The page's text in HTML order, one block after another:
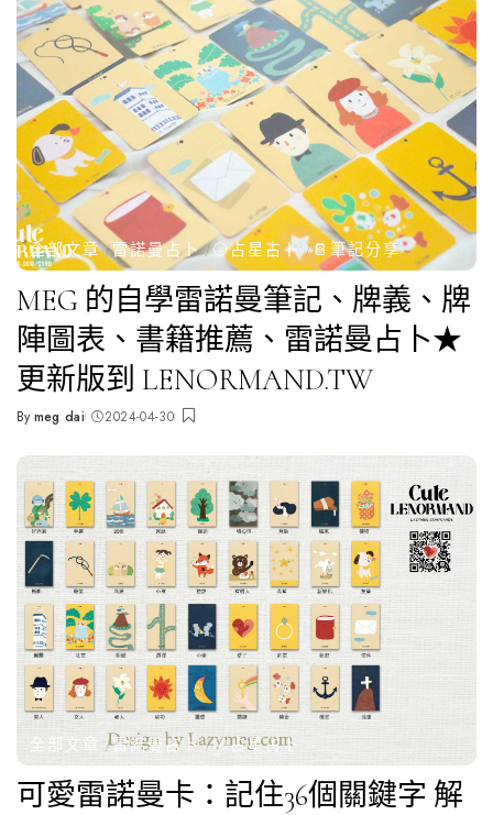
全部文章 雷諾曼占卜 🌝占星占卜 📔筆記分享
MEG 的自學雷諾曼筆記、牌義、牌
陣圖表、書籍推薦、雷諾曼占卜★
更新版到 LENORMAND.TW
Posted
By meg dai 2024-04-30
全部文章 雷諾曼占卜 🌝占星占卜
可愛雷諾曼卡：記住36個關鍵字 解